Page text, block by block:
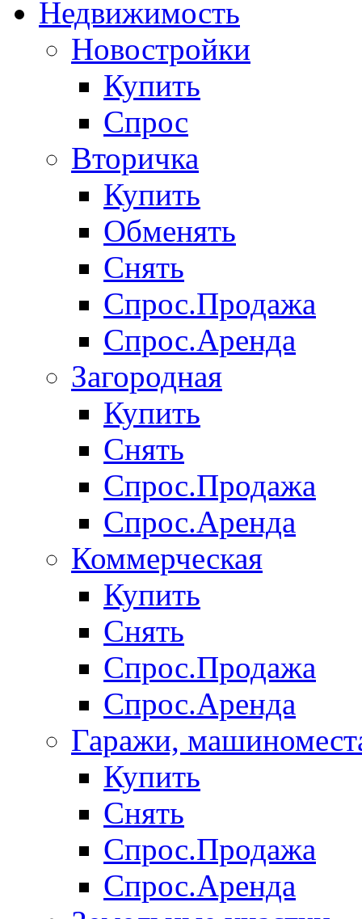
Недвижимость
Новостройки
Купить
Спрос
Вторичка
Купить
Обменять
Снять
Спрос.Продажа
Спрос.Аренда
Загородная
Купить
Снять
Спрос.Продажа
Спрос.Аренда
Коммерческая
Купить
Снять
Спрос.Продажа
Спрос.Аренда
Гаражи,
Купить
Снять
Спрос.Продажа
Спрос.Аренда